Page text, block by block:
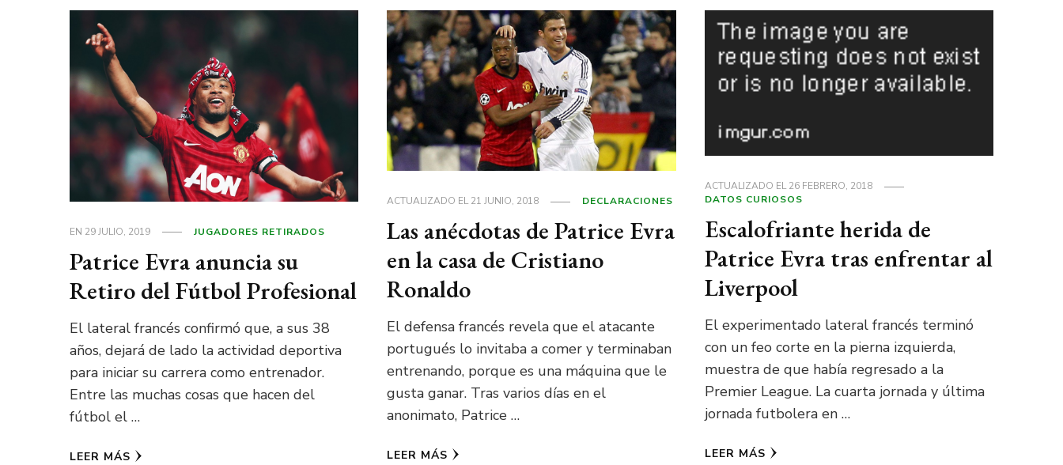
EN 29 JULIO, 2019 JUGADORES RETIRADOS
Patrice Evra anuncia su
Retiro del Fútbol Profesional
El lateral francés confirmó que, a sus 38
años, dejará de lado la actividad deportiva
para iniciar su carrera como entrenador.
Entre las muchas cosas que hacen del
fútbol el …
LEER MÁS
ACTUALIZADO EL21 JUNIO, 2018 DECLARACIONES
Las anécdotas de Patrice Evra
en la casa de Cristiano
Ronaldo
El defensa francés revela que el atacante
portugués lo invitaba a comer y terminaban
entrenando, porque es una máquina que le
gusta ganar. Tras varios días en el
anonimato, Patrice …
LEER MÁS
ACTUALIZADO EL26 FEBRERO, 2018
DATOS CURIOSOS
Escalofriante herida de
Patrice Evra tras enfrentar al
Liverpool
El experimentado lateral francés terminó
con un feo corte en la pierna izquierda,
muestra de que había regresado a la
Premier League. La cuarta jornada y última
jornada futbolera en …
LEER MÁS